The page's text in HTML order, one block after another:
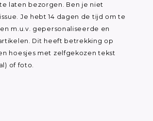
laten bezorgen. Ben je niet
Je hebt 14 dagen de tijd om te
m.u.v. gepersonaliseerde en
Dit heeft betrekking op
hoesjes met zelfgekozen tekst
of foto.